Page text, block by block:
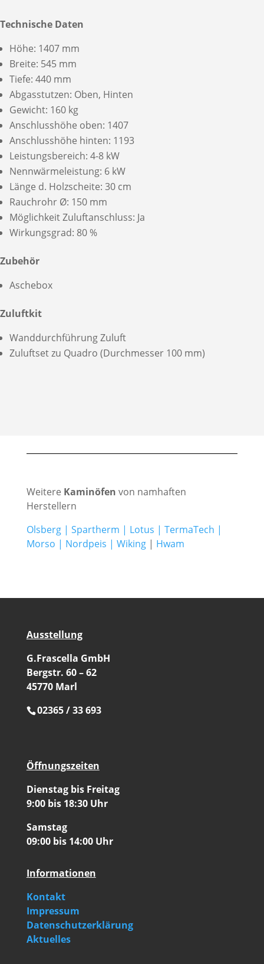
Technische Daten
Höhe: 1407 mm
Breite: 545 mm
Tiefe: 440 mm
Abgasstutzen: Oben, Hinten
Gewicht: 160 kg
Anschlusshöhe oben: 1407
Anschlusshöhe hinten: 1193
Leistungsbereich: 4-8 kW
Nennwärmeleistung: 6 kW
Länge d. Holzscheite: 30 cm
Rauchrohr Ø: 150 mm
Möglichkeit Zuluftanschluss: Ja
Wirkungsgrad: 80 %
Zubehör
Aschebox
Zuluftkit
Wanddurchführung Zuluft
Zuluftset zu Quadro (Durchmesser 100 mm)
Weitere Kaminöfen von namhaften
Herstellern
Olsberg| Spartherm | Lotus | TermaTech |
Morso | Nordpeis | Wiking| Hwam
Ausstellung
G.Frascella GmbH
Bergstr. 60 – 62
45770 Marl
02365 / 33 693
Öffnungszeiten
Dienstag bis Freitag
9:00 bis 18:30 Uhr
Samstag
09:00 bis 14:00 Uhr
Informationen
Kontakt
Impressum
Datenschutzerklärung
Aktuelles